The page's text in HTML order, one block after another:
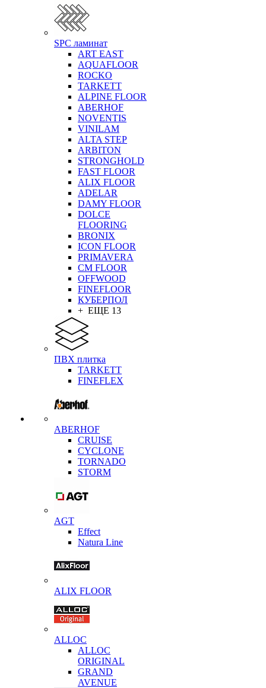
SPC ламинат
ART EAST
AQUAFLOOR
ROCKO
TARKETT
ALPINE FLOOR
ABERHOF
NOVENTIS
VINILAM
ALTA STEP
ARBITON
STRONGHOLD
FAST FLOOR
ALIX FLOOR
ADELAR
DAMY FLOOR
DOLCE
FLOORING
BRONIX
ICON FLOOR
PRIMAVERA
CM FLOOR
OFFWOOD
FINEFLOOR
КУБЕРПОЛ
+ ЕЩЕ 13
ПВХ плитка
TARKETT
FINEFLEX
ABERHOF
CRUISE
CYCLONE
TORNADO
STORM
AGT
Effect
Natura Line
ALIX FLOOR
ALLOC
ALLOC
ORIGINAL
GRAND
AVENUE